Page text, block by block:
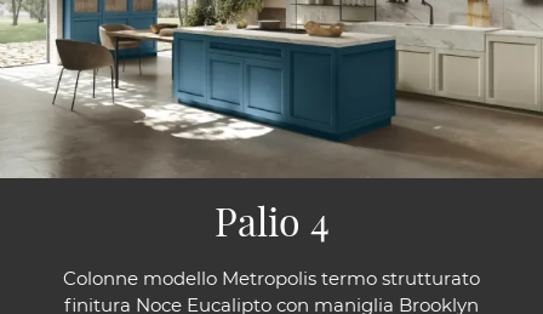
Colonne modello Metropolis termo strutturato
finitura Noce Eucalipto con maniglia Brooklyn
Palio 4